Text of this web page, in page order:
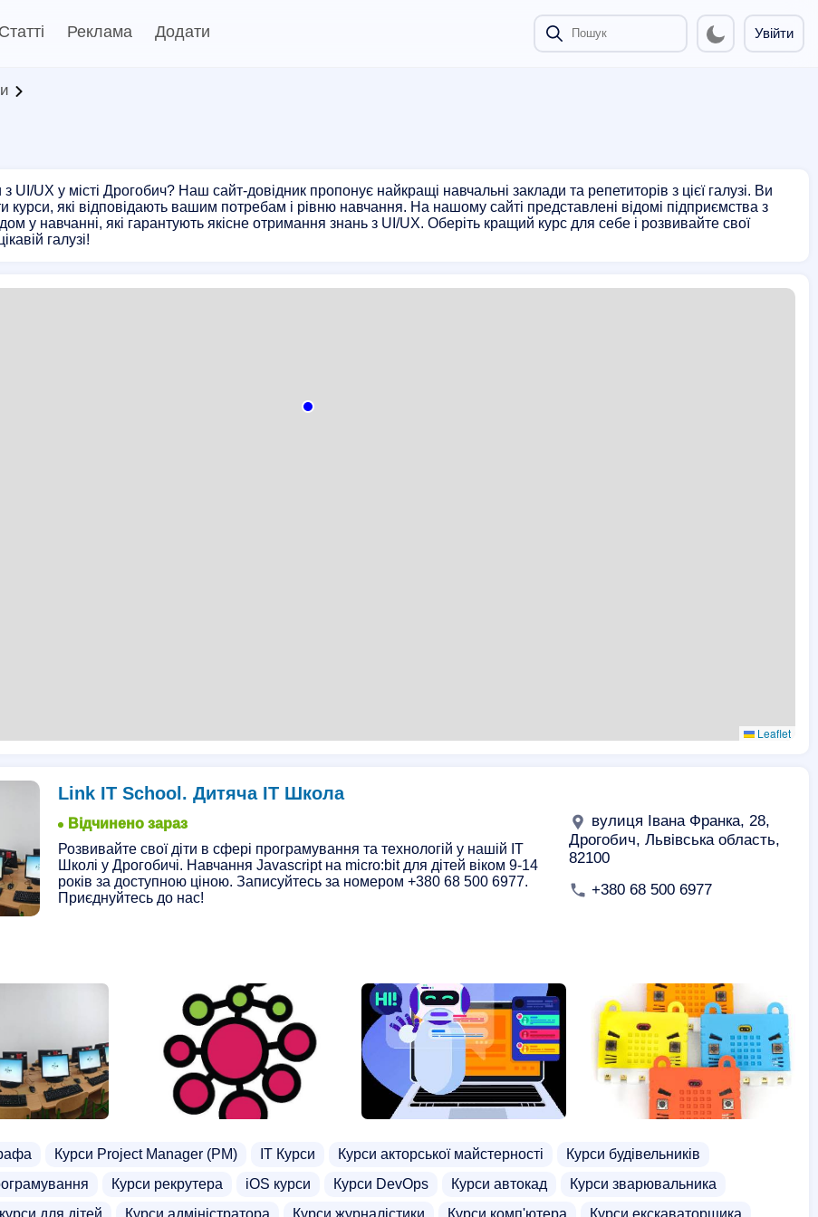
Статті Реклама Додати Увійти
UI/UX у місті Дрогобич? Наш сайт-довідник пропонує найкращі навчальні заклади та репетиторів з цієї галузі. Ви
курси, які відповідають вашим потребам і рівню навчання. На нашому сайті представлені відомі підприємства з
у навчанні, які гарантують якісне отримання знань з UI/UX. Оберіть кращий курс для себе і розвивайте свої
галузі!
Leaflet
Link IT School. Дитяча ІТ Школа
Відчинено зараз
Розвивайте свої діти в сфері програмування та технологій у нашій ІТ
Школі у Дрогобичі. Навчання Javascript на micro:bit для дітей віком 9-14
років за доступною ціною. Записуйтесь за номером +380 68 500 6977.
Приєднуйтесь до нас!
вулиця Івана Франка, 28,
Дрогобич, Львівська область,
82100
+380 68 500 6977
Курси Project Manager (PM) ІТ Курси Курси акторської майстерності
Курси будівельників
Курси рекрутера iOS курси Курси DevOps Курси автокад
Курси зварювальника
для дітей
Курси адміністратора Курси журналістики Курси комп'ютера Курси екскаваторщика